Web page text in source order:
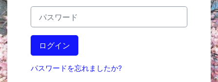
パスワード
ログイン
パスワードを忘れましたか?